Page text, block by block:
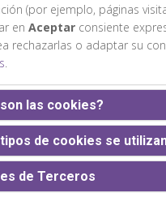
(por ejemplo, páginas
en Aceptar consiente
rechazarlas o adaptar su
.
las cookies?
de cookies se
de Terceros
Web